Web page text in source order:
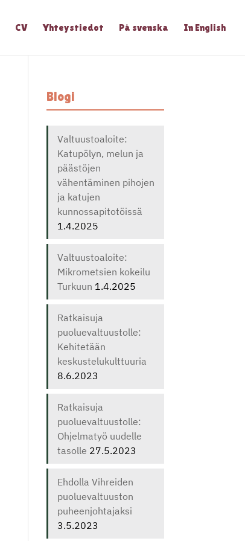
CV Yhteystiedot På svenska In English
Blogi
Valtuustoaloite:
Katupölyn, melun ja
päästöjen
vähentäminen pihojen
ja katujen
kunnossapitotöissä
1.4.2025
Valtuustoaloite:
Mikrometsien kokeilu
Turkuun 1.4.2025
Ratkaisuja
puoluevaltuustolle:
Kehitetään
keskustelukulttuuria
8.6.2023
Ratkaisuja
puoluevaltuustolle:
Ohjelmatyö uudelle
tasolle 27.5.2023
Ehdolla Vihreiden
puoluevaltuuston
puheenjohtajaksi
3.5.2023